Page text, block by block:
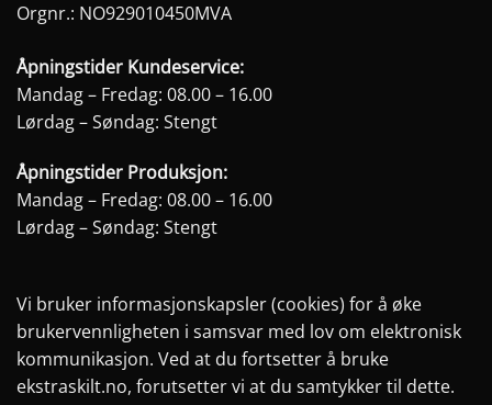
Orgnr.: NO929010450MVA
Åpningstider Kundeservice:
Mandag – Fredag: 08.00 – 16.00
Lørdag – Søndag: Stengt
Åpningstider Produksjon:
Mandag – Fredag: 08.00 – 16.00
Lørdag – Søndag: Stengt
Vi bruker informasjonskapsler (cookies) for å øke
brukervennligheten i samsvar med lov om elektronisk
kommunikasjon. Ved at du fortsetter å bruke
ekstraskilt.no, forutsetter vi at du samtykker til dette.